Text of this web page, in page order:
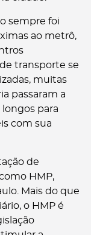
sempre foi
ao metrô,
transporte se
muitas
passaram a
para
com sua
de
HMP,
Mais do que
o HMP é